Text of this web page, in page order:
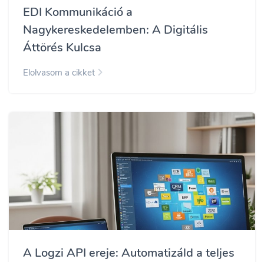
EDI Kommunikáció a
Nagykereskedelemben: A Digitális
Áttörés Kulcsa
Elolvasom a cikket
A Logzi API ereje: Automatizáld a teljes